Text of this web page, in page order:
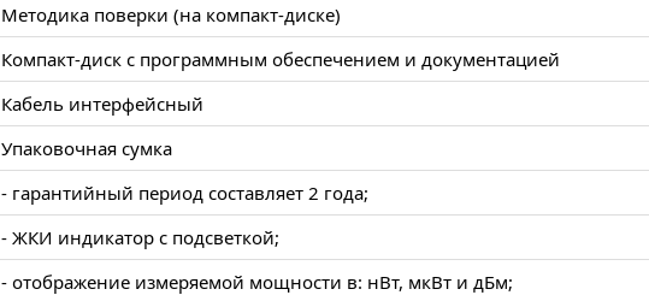
Методика поверки (на компакт-диске)
Компакт-диск с программным обеспечением и документацией
Кабель интерфейсный
Упаковочная сумка
- гарантийный период составляет 2 года;
- ЖКИ индикатор с подсветкой;
- отображение измеряемой мощности в: нВт, мкВт и дБм;